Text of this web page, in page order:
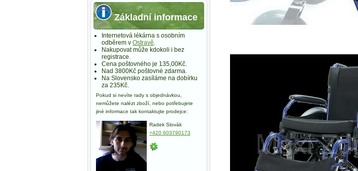
Základní informace
Internetová lékárna s osobním
odběrem v Ostravě.
Nakupovat může kdokoli i bez
registrace.
Cena poštovného je 135,00Kč.
Nad 3800Kč poštovné zdarma.
Na Slovensko zasíláme na dobírku
za 235Kč.
Pokud si nevíte rady s objednávkou,
nemůžete nalézt zboží, nebo potřebujete
jiné informace tak kontaktujte prodejce:
Radek Slovák
+420 603790173